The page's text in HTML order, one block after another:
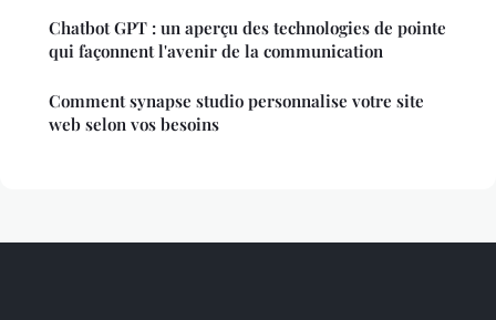
Chatbot GPT : un aperçu des technologies de pointe
qui façonnent l'avenir de la communication
Comment synapse studio personnalise votre site
web selon vos besoins